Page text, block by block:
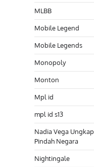
MLBB
Mobile Legend
Mobile Legends
Monopoly
Monton
Mpl id
mpl id s13
Nadia Vega
Pindah Negara
Nightingale